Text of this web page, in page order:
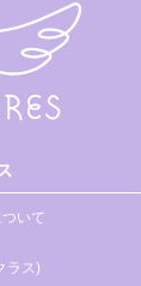
いて
ラス)